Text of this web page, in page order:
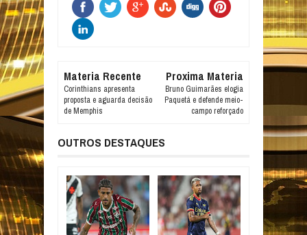
Materia Recente
Corinthians apresenta
proposta e aguarda decisão
de Memphis
Proxima Materia
Bruno Guimarães elogia
Paquetá e defende meio-
campo reforçado
OUTROS DESTAQUES